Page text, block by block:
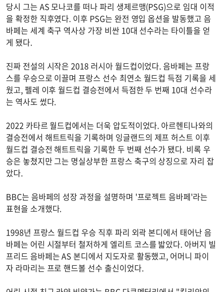
당시 그는 AS 모나코를 떠나 파리 생제르맹(PSG)으로 임대 이적
을 확정한 직후였다. 이후 PSG는 완전 영입 옵션을 발동했고 음
바페는 세계 축구 역사상 가장 비싼 10대 선수라는 타이틀을 얻
게 됐다.
진짜 전설의 시작은 2018 러시아 월드컵이었다. 음바페는 프랑
스를 우승으로 이끌며 프랑스 선수 최연소 월드컵 득점 기록을 세
웠고, 펠레 이후 월드컵 결승전에서 득점한 두 번째 10대 선수라
는 역사도 썼다.
2022 카타르 월드컵에서는 더욱 압도적이었다. 아르헨티나와의
결승전에서 해트트릭을 기록하며 잉글랜드의 제프 허스트 이후
월드컵 결승전 해트트릭을 기록한 두 번째 선수가 됐다. 비록 우
승은 놓쳤지만 그는 명실상부한 프랑스 축구의 상징으로 자리 잡
았다.
BBC는 음바페의 성장 과정을 설명하며 '프로젝트 음바페'라는
표현을 소개했다.
1998년 프랑스 월드컵 우승 직후 파리 외곽 본디에서 태어난 음
바페는 어린 시절부터 철저하게 엘리트 코스를 밟았다. 아버지 빌
프리드 음바페는 AS 본디에서 지도자로 활동했고, 어머니 파이
자 라마리는 프로 핸드볼 선수 출신이었다.